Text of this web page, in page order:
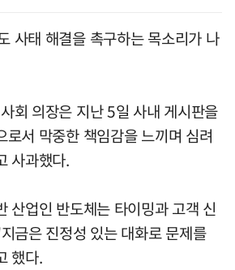
사태 해결을 촉구하는 목소리가 나
회 의장은 지난 5일 사내 게시판을
서 막중한 책임감을 느끼며 심려
사과했다.
산업인 반도체는 타이밍과 고객 신
금은 진정성 있는 대화로 문제를
했다.